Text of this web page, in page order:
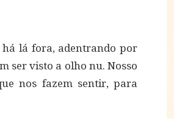
há lá fora, adentrando por
ser visto a olho nu. Nosso
nos fazem sentir, para